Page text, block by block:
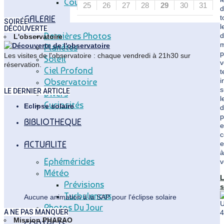
GALERIE
Dernières Photos
Planètes
Soleil
Ciel Profond
Observatoire
Divers
Curiosités
BIBLIOTHEQUE
ACTUALITE
Ephémérides
Météo
Prévisions
Turbulences
Photos Du Jour
à
25 26 27 28 29 30 31
SOIRÉE
DÉCOUVERTE
L'observatoire
Les visites de l'observatoire : chaque vendredi à 21h30 sur
réservation.
LE DERNIER ARTICLE
Eclipse solaire
Aucune animation à la SAP pour l'éclipse solaire
A NE PAS MANQUER
Mission PHARAO